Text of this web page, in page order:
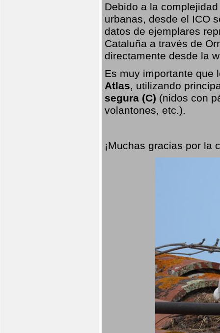
Debido a la
urbanas, desde el ICO
datos de ejemplares
Cataluña a través de
directamente desde la
Es muy importante que
Atlas, utilizando
segura (C) (nidos con
volantones, etc.).
¡Muchas gracias por la